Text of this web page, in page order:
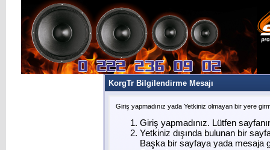
KorgTr Bilgilendirme Mesajı
Giriş yapmadınız yada Yetkiniz olmayan bir yere
Giriş yapmadınız. Lütfen
Yetkiniz dışında bulunan bir
Başka bir sayfaya yada mesaja